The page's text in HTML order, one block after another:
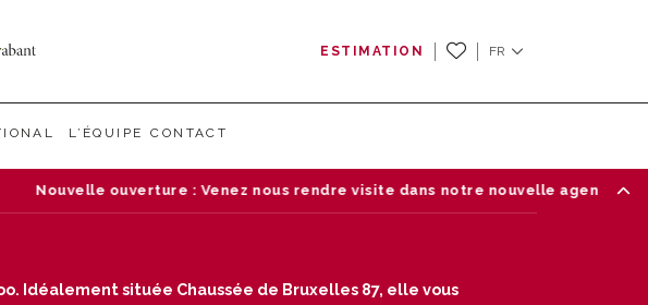
ESTIMATION FR
L’ÉQUIPE CONTACT
Nouvelle ouverture : Venez nous rendre visite dans notre nouvelle agence de
Idéalement située Chaussée de Bruxelles 87, elle vous